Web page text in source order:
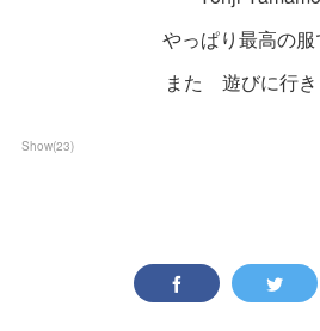
やっぱり最高の
また 遊びに行き
Show(23)